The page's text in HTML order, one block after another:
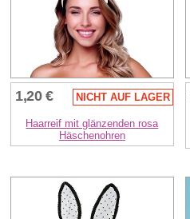
1,20 € NICHT AUF LAGER
Haarreif mit glänzenden rosa
Häschenohren